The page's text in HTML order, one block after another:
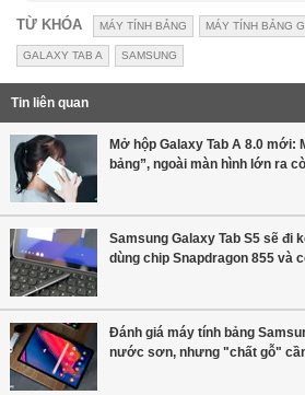
TỪ KHÓA MÁY TÍNH BẢNG MÁY TÍNH BẢNG
GALAXY TAB A SAMSUNG
Tin liên quan
Mở hộp Galaxy Tab A 8.0 mới:
bảng”, ngoài màn hình lớn ra
Samsung Galaxy Tab S5 sẽ đi
dùng chip Snapdragon 855 và
Đánh giá máy tính bảng
nước sơn, nhưng "chất gỗ"